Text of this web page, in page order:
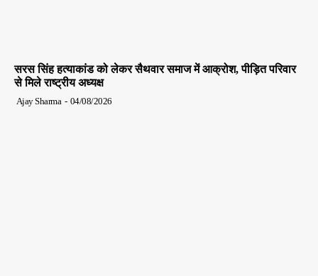
सरस सिंह हत्याकांड को लेकर सैथवार समाज में आक्रोश, पीड़ित परिवार
से मिले राष्ट्रीय अध्यक्ष
Ajay Sharma - 04/08/2026